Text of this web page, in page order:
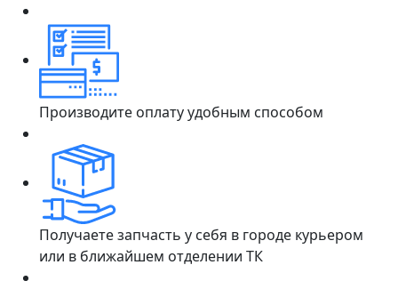
Производите оплату удобным способом
Получаете запчасть у себя в городе курьером
или в ближайшем отделении ТК